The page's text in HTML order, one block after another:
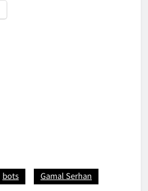
bots
Gamal Serhan